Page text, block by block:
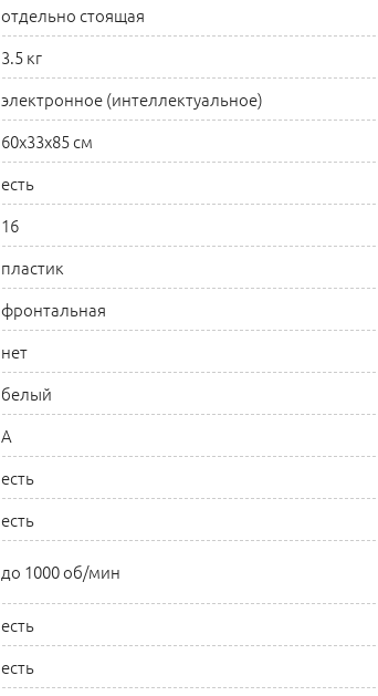
отдельно стоящая
3.5 кг
электронное (интеллектуальное)
60x33x85 см
есть
16
пластик
фронтальная
нет
белый
A
есть
есть
до 1000 об/мин
есть
есть